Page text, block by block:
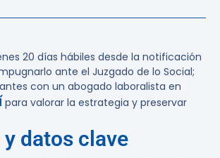
20 días hábiles desde la notificación
ante el Juzgado de lo Social;
con un abogado laboralista en
para valorar la estrategia y preservar
y datos clave